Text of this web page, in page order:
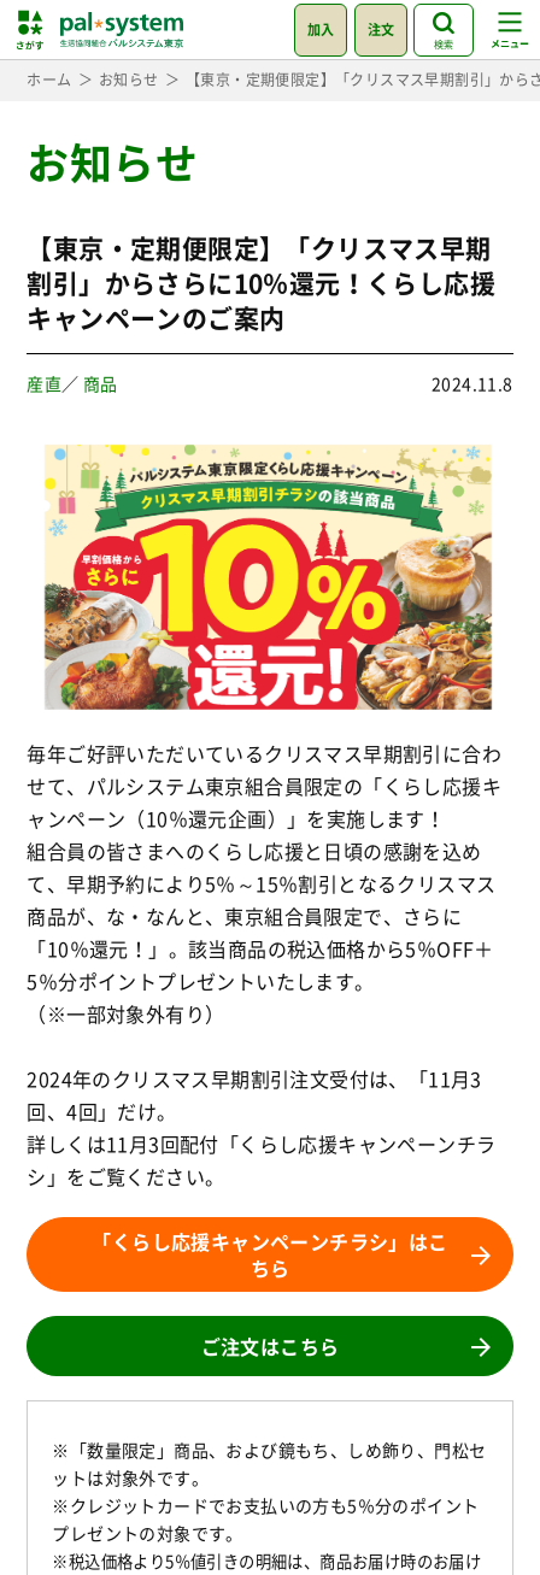
加入 注文
検索
ホーム お知らせ 【東京・定期便限定】「クリスマス早期割引」か
お知らせ
【東京・定期便限定】「クリスマス早期
割引」からさらに10％還元！くらし応援
キャンペーンのご案内
産直／ 商品 2024.11.8
毎年ご好評いただいているクリスマス早期割引に合わ
せて、パルシステム東京組合員限定の「くらし応援キ
ャンペーン（10％還元企画）」を実施します！
組合員の皆さまへのくらし応援と日頃の感謝を込め
て、早期予約により5％～15％割引となるクリスマス
商品が、な・なんと、東京組合員限定で、さらに
「10％還元！」。該当商品の税込価格から5％OFF＋
5％分ポイントプレゼントいたします。
（※一部対象外有り）
2024年のクリスマス早期割引注文受付は、「11月3
回、4回」だけ。
詳しくは11月3回配付「くらし応援キャンペーンチラ
シ」をご覧ください。
「くらし応援キャンペーンチラシ」はこ
ちら
ご注文はこちら
※「数量限定」商品、および鏡もち、しめ飾り、門松セ
ットは対象外です。
※クレジットカードでお支払いの方も5％分のポイント
プレゼントの対象です。
※税込価格より5％値引きの明細は、商品お届け時のお届け